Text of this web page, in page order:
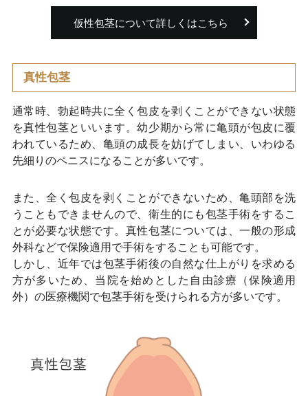
仮性包茎について詳しくはこちら
真性包茎
通常時、勃起時共に全く包皮を剥くことができない状態
を真性包茎といいます。幼少期から常に亀頭が包皮に覆
われているため、亀頭の成長を妨げてしまい、いわゆる
先細りのペニスになることが多いです。
また、全く包皮を剥くことができないため、亀頭部を洗
うこともできませんので、衛生的にも包茎手術をするこ
とが必要な状態です。真性包茎については、一般の形成
外科などで保険適用で手術をすることも可能です。
しかし、近年では包茎手術後の自然な仕上がりを求める
方が多いため、当院を始めとした自由診療（保険適用
外）の医療機関で包茎手術を受けられる方が多いです。